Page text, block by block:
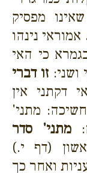
שאינו מפסיק
אמוראי נינהו
כי האי
ושני: זו דברי
דקתני אין
מתני'
מתני' סדר
(דף י.)
ואחר כך